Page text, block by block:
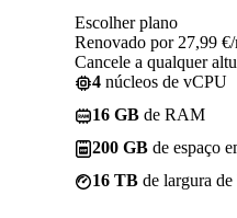
Escolher plano
Renovado por 27,99 €/
Cancele a qualquer
4 núcleos de vCPU
16 GB de RAM
200 GB de espaço
16 TB de largura de